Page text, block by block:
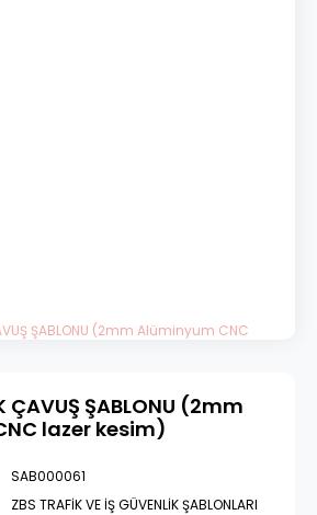
ÇAVUŞ ŞABLONU (2mm
lazer kesim)
SAB000061
ZBS TRAFİK VE İŞ GÜVENLİK ŞABLONLARI